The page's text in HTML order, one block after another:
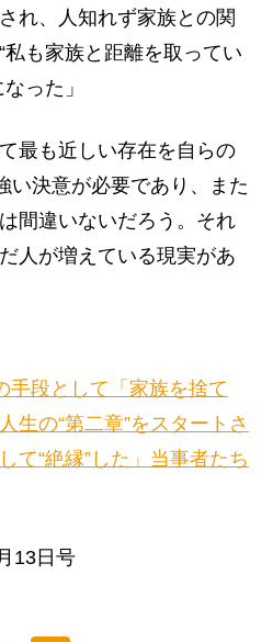
れ、人知れず家族との関
も家族と距離を取ってい
った」
最も近しい存在を自らの
い決意が必要であり、また
間違いないだろう。それ
人が増えている現実があ
手段として「家族を捨て
の“第二章”をスタートさ
て“絶縁”した」当事者たち
13日号